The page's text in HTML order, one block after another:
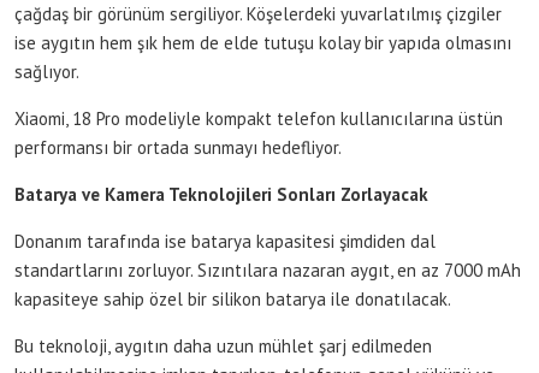
çağdaş bir görünüm sergiliyor. Köşelerdeki yuvarlatılmış çizgiler
ise aygıtın hem şık hem de elde tutuşu kolay bir yapıda olmasını
sağlıyor.
Xiaomi, 18 Pro modeliyle kompakt telefon kullanıcılarına üstün
performansı bir ortada sunmayı hedefliyor.
Batarya ve Kamera Teknolojileri Sonları Zorlayacak
Donanım tarafında ise batarya kapasitesi şimdiden dal
standartlarını zorluyor. Sızıntılara nazaran aygıt, en az 7000 mAh
kapasiteye sahip özel bir silikon batarya ile donatılacak.
Bu teknoloji, aygıtın daha uzun mühlet şarj edilmeden